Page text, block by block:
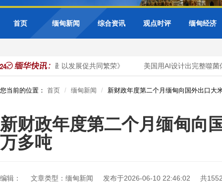
首页 缅甸新闻 综合资讯 观点时评 缅甸经济
法治凝团结力量 以发展促共同繁荣》 美国用AI设计出完整噬菌
您当前的位置： 首页 缅甸新闻 新财政年度第二个月缅甸向国外出口大
新财政年度第二个月缅甸向
万多吨
编辑： 文章类型：缅甸新闻 发布于2026-06-10 22:46:02 共